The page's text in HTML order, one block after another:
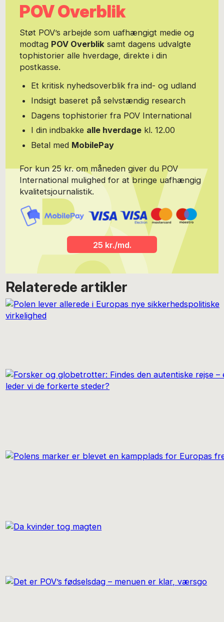
POV Overblik
Støt POV’s arbejde som uafhængigt medie og
modtag POV Overbliksamt dagens udvalgte
tophistorier alle hverdage, direkte i din
postkasse.
Et kritisk nyhedsoverblik fra ind- og udland
Indsigt baseret på selvstændig research
Dagens tophistorier fra POV International
I din indbakke alle hverdage kl. 12.00
Betal med MobilePay
For kun 25 kr. om måneden giver du POV
International mulighed for at bringe uafhængig
kvalitetsjournalistik.
25 kr./md.
Relaterede artikler